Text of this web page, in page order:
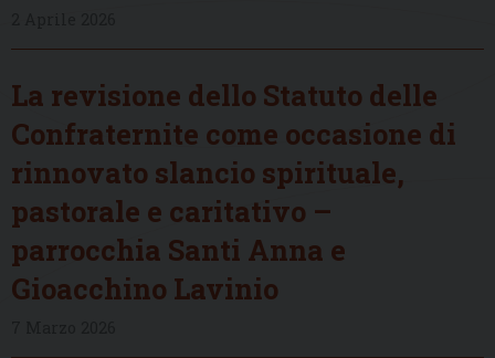
La revisione dello Statuto delle
Confraternite come occasione di
rinnovato slancio spirituale,
pastorale e caritativo –
parrocchia Santi Anna e
Gioacchino Lavinio